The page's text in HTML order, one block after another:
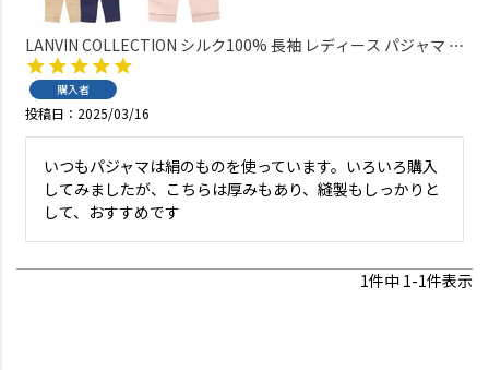
LANVIN COLLECTION シルク100% 長袖 レディース パジャマ L
サイズ 73044363
購入者
投稿日 2025/03/16
いつもパジャマは絹のものを使っています。いろいろ購入
してみましたが、こちらは厚みもあり、縫製もしっかりと
して、おすすめです
1件中 1-1件表示